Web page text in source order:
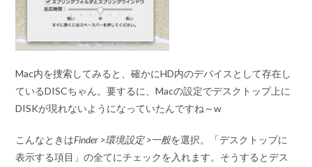
Mac内を捜索してみると、確かにHD内のデバイスとして存在し
ているDISCちゃん。要するに、Macの設定でデスクトップ上に
DISKが現れないようになっていたんですね～w
こんなときはFinder >環境設定 >一般を選択。「デスクトップに
表示する項目」の全てにチェックを入れます。そうするとデス